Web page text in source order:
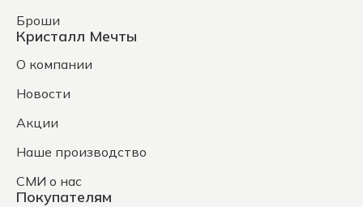
Броши
Кристалл Мечты
О компании
Новости
Акции
Наше производство
СМИ о нас
Покупателям